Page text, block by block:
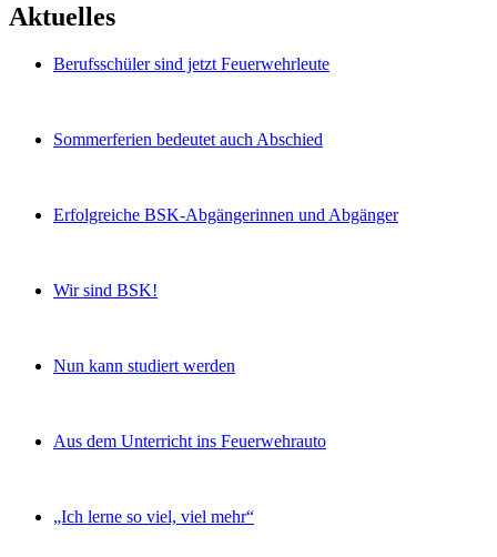
Aktuelles
Berufsschüler sind jetzt Feuerwehrleute
Sommerferien bedeutet auch Abschied
Erfolgreiche BSK-Abgängerinnen und Abgänger
Wir sind BSK!
Nun kann studiert werden
Aus dem Unterricht ins Feuerwehrauto
„Ich lerne so viel, viel mehr“